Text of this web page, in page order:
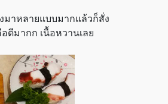
มาหลายแบบมากแล้วก็สั่ง
ดีมากก เนื้อหวานเลย